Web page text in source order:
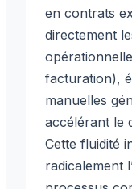
en contrats
directement
facturation),
manuelles
accélérant le
Cette fluidité
radicalement